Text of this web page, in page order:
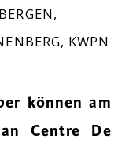
,
, KWPN
können am
Centre De